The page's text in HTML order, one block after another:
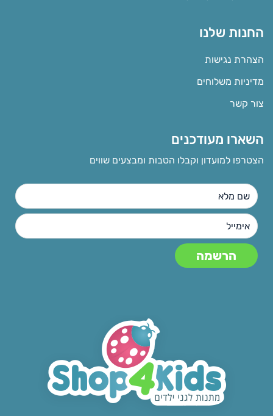
החנות שלנו
הצהרת נגישות
מדיניות משלוחים
צור קשר
השארו מעודכנים
הצטרפו למועדון וקבלו הטבות ומבצעים שווים